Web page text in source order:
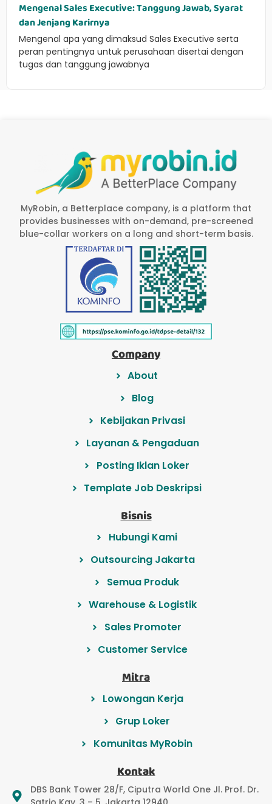
Mengenal Sales Executive: Tanggung Jawab, Syarat
dan Jenjang Karirnya
Mengenal apa yang dimaksud Sales Executive serta
peran pentingnya untuk perusahaan disertai dengan
tugas dan tanggung jawabnya
MyRobin, a Betterplace company, is a platform that
provides businesses with on-demand, pre-screened
blue-collar workers on a long and short-term basis.
Company
About
Blog
Kebijakan Privasi
Layanan & Pengaduan
Posting Iklan Loker
Template Job Deskripsi
Bisnis
Hubungi Kami
Outsourcing Jakarta
Semua Produk
Warehouse & Logistik
Sales Promoter
Customer Service
Mitra
Lowongan Kerja
Grup Loker
Komunitas MyRobin
Kontak
DBS Bank Tower 28/F, Ciputra World One Jl. Prof. Dr.